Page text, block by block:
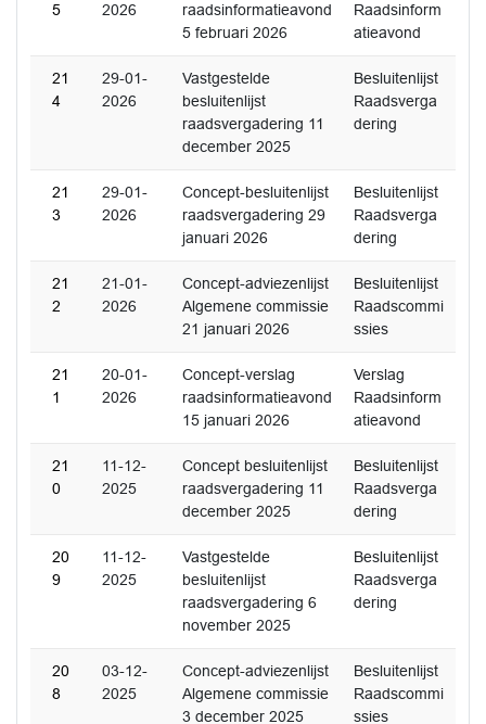
5 2026
raadsinformatieavond
5 februari 2026
Raadsinform
atieavond
21
4
29-01-
2026
Vastgestelde
besluitenlijst
raadsvergadering 11
december 2025
Besluitenlijst
Raadsverga
dering
21
3
29-01-
2026
Concept-besluitenlijst
raadsvergadering 29
januari 2026
Besluitenlijst
Raadsverga
dering
21
2
21-01-
2026
Concept-adviezenlijst
Algemene commissie
21 januari 2026
Besluitenlijst
Raadscommi
ssies
21
1
20-01-
2026
Concept-verslag
raadsinformatieavond
15 januari 2026
Verslag
Raadsinform
atieavond
21
0
11-12-
2025
Concept besluitenlijst
raadsvergadering 11
december 2025
Besluitenlijst
Raadsverga
dering
20
9
11-12-
2025
Vastgestelde
besluitenlijst
raadsvergadering 6
november 2025
Besluitenlijst
Raadsverga
dering
20
8
03-12-
2025
Concept-adviezenlijst
Algemene commissie
3 december 2025
Besluitenlijst
Raadscommi
ssies